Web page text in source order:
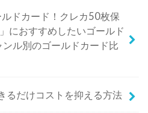
ドカード！クレカ50枚保
におすすめしたいゴールド
ル別のゴールドカード比
るだけコストを抑える方法